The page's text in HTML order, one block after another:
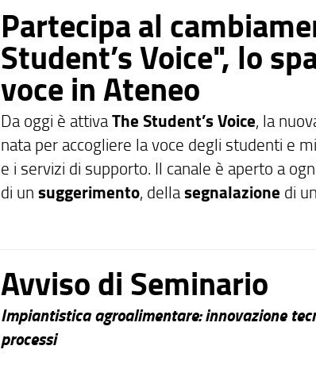
Partecipa al
Student’s Voice", lo
voce in Ateneo
Da oggi è attivaThe Student’s Voice, la
nata per accogliere la voce degli studenti e
e i servizi di supporto. Il canale è aperto a
di unsuggerimento, dellasegnalazione di
, ogni
automatiche. Chi riceve il messaggio vedrà
senza possibilità di risalire all'autore.
Avviso di Seminario
Impiantistica agroalimentare: innovazione
processi